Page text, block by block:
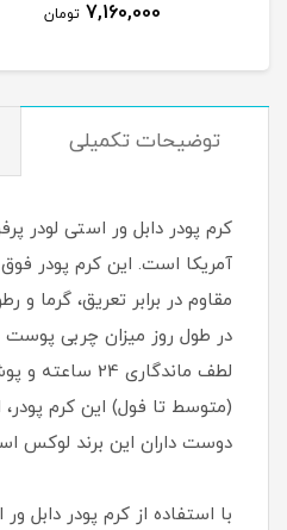
تومان
توضیحات تکمیلی
کرم پودر دابل ور استی لودر
آمریکا است. این کرم پودر فوق
مقاوم در برابر تعریق، گرما
در طول روز میزان چربی پوست
لطف ماندگاری
(متوسط تا فول) این کرم پودر،
دوست داران این برند لوکس
با استفاده از کرم پودر